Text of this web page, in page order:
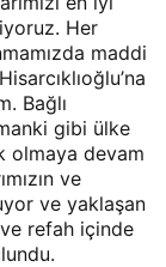
Her
maddi
Bağlı
gibi ülke
olmaya devam
ve
ve yaklaşan
ve refah içinde